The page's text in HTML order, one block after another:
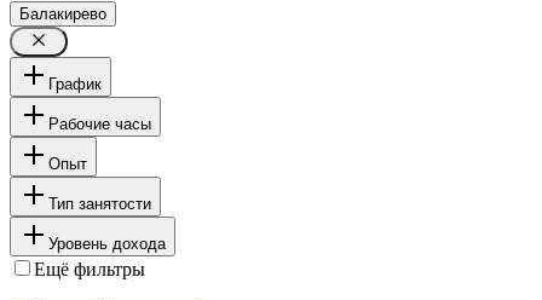
Балакирево
График
Рабочие часы
Опыт
Тип занятости
Уровень дохода
Ещё фильтры